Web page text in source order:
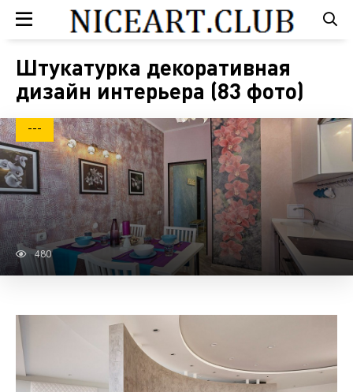
Штукатурка декоративная
дизайн интерьера (83 фото)
---
480